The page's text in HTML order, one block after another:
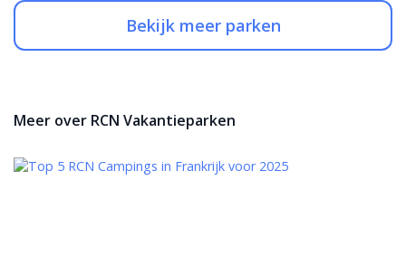
Bekijk meer parken
Meer over RCN Vakantieparken